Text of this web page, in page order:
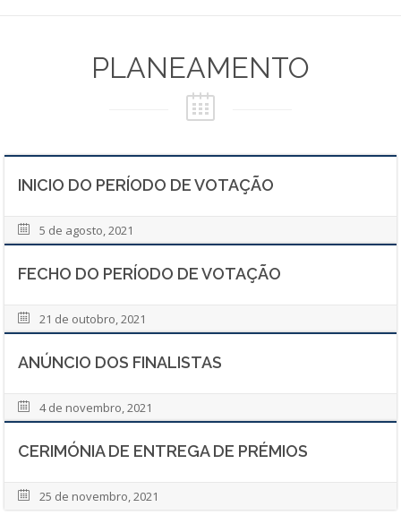
PLANEAMENTO
INICIO DO PERÍODO DE VOTAÇÃO
5 de agosto, 2021
FECHO DO PERÍODO DE VOTAÇÃO
21 de outobro, 2021
ANÚNCIO DOS FINALISTAS
4 de novembro, 2021
CERIMÓNIA DE ENTREGA DE PRÉMIOS
25 de novembro, 2021